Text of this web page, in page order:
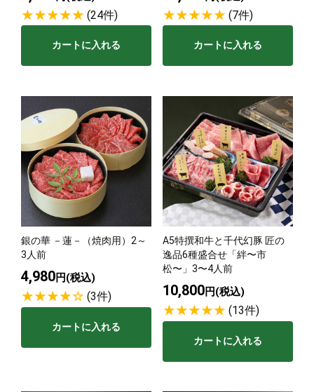
(24件)
カートに入れる
(7件)
カートに入れる
銀の華 －蓮－（焼肉用）2～
3人前
4,980円(税込)
(3件)
カートに入れる
A5特撰和牛と千代幻豚 匠の
逸品6種盛合せ「絆〜市
松〜」3〜4人前
10,800円(税込)
(13件)
カートに入れる